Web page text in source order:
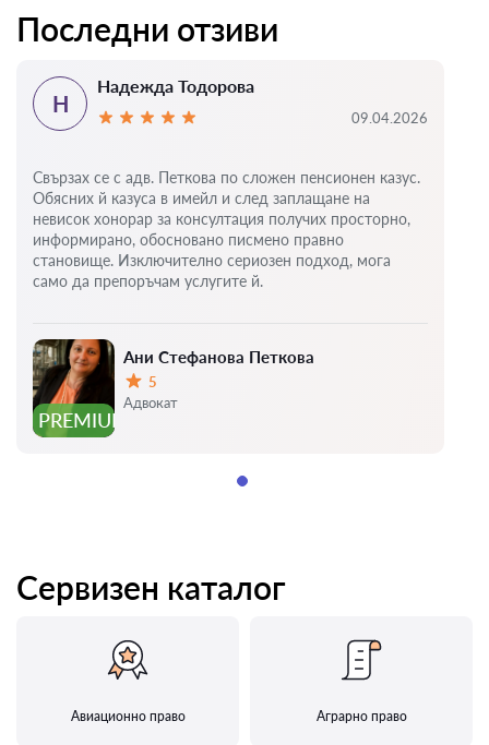
Последни отзиви
PREMIUM
Ани Стефанова Петкова
Оценка:
5
Адвокат
Н
Надежда Тодорова
09.04.2026
Свързах се с адв. Петкова по сложен пенсионен казус.
Обясних й казуса в имейл и след заплащане на
невисок хонорар за консултация получих просторно,
информирано, обосновано писмено правно
становище. Изключително сериозен подход, мога
само да препоръчам услугите й.
Сервизен каталог
Авиационно право Аграрно право